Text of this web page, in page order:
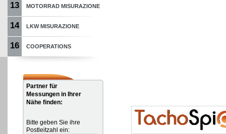
13 MOTORRAD MISURAZIONE
14 LKW MISURAZIONE
16 COOPERATIONS
Partner für
Messungen in Ihrer
Nähe finden:
Bitte geben Sie ihre
Postleitzahl ein: